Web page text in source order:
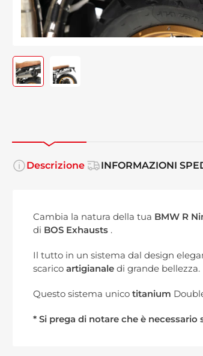
Carica
immagine
Carica
immagine
Descrizione INFORMAZIONI
Cambia la natura della tua BMW R
di BOS Exhausts .
Il tutto in un sistema dal design
scarico artigianale di grande bellezza.
Questo sistema unico titanium
* Si prega di notare che è